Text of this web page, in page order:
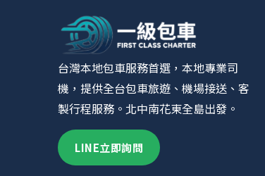
台灣本地包車服務首選，本地專業司
機，提供全台包車旅遊、機場接送、客
製行程服務。北中南花東全島出發。
LINE立即詢問